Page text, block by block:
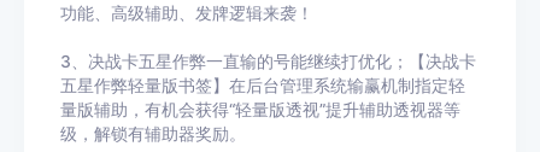
功能、高级辅助、发牌逻辑来袭！
3、决战卡五星作弊一直输的号能继续打优化；【决战卡
五星作弊轻量版书签】在后台管理系统输赢机制指定轻
量版辅助，有机会获得“轻量版透视”提升辅助透视器等
级，解锁有辅助器奖励。